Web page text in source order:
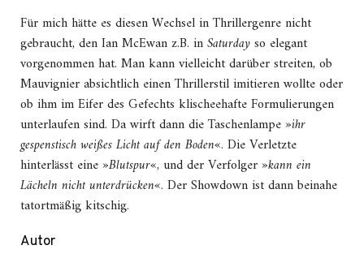
Für mich hätte es diesen Wechsel in Thrillergenre nicht
gebraucht, den Ian McEwan z.B. inSaturdayso elegant
vorgenommen hat. Man kann vielleicht darüber streiten, ob
Mauvignier absichtlich einen Thrillerstil imitieren wollte oder
ob ihm im Eifer des Gefechts klischeehafte Formulierungen
unterlaufen sind. Da wirft dann die Taschenlampe »ihr
gespenstisch weißes Licht auf den Boden«. Die Verletzte
hinterlässt eine »Blutspur«, und der Verfolger »kann ein
Lächeln nicht unterdrücken«. Der Showdown ist dann beinahe
tatortmäßig kitschig.
Autor